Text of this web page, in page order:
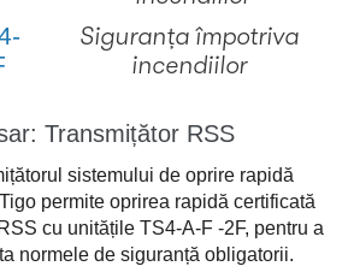
Siguranța împotriva
incendiilor
Transmițător RSS
sistemului de oprire rapidă
permite oprirea rapidă certificată
cu unitățile TS4-A-F -2F, pentru a
normele de siguranță obligatorii.